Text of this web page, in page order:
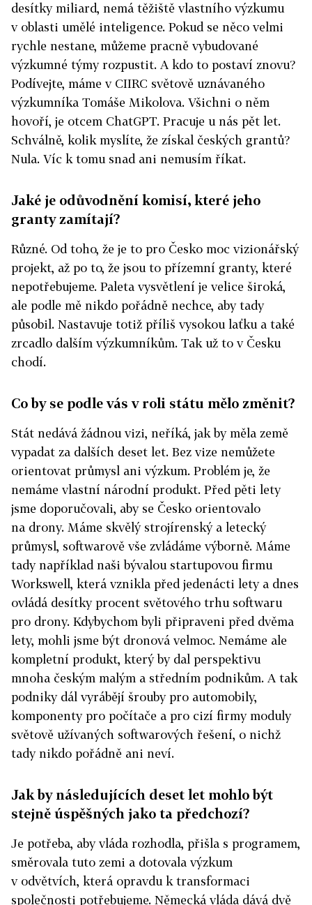
desítky miliard, nemá těžiště vlastního výzkumu
v oblasti umělé inteligence. Pokud se něco velmi
rychle nestane, můžeme pracně vybudované
výzkumné týmy rozpustit. A kdo to postaví znovu?
Podívejte, máme v CIIRC světově uznávaného
výzkumníka Tomáše Mikolova. Všichni o něm
hovoří, je otcem ChatGPT. Pracuje u nás pět let.
Schválně, kolik myslíte, že získal českých grantů?
Nula. Víc k tomu snad ani nemusím říkat.
Jaké je odůvodnění komisí, které jeho
granty zamítají?
Různé. Od toho, že je to pro Česko moc vizionářský
projekt, až po to, že jsou to přízemní granty, které
nepotřebujeme. Paleta vysvětlení je velice široká,
ale podle mě nikdo pořádně nechce, aby tady
působil. Nastavuje totiž příliš vysokou laťku a také
zrcadlo dalším výzkumníkům. Tak už to v Česku
chodí.
Co by se podle vás v roli státu mělo změnit?
Stát nedává žádnou vizi, neříká, jak by měla země
vypadat za dalších deset let. Bez vize nemůžete
orientovat průmysl ani výzkum. Problém je, že
nemáme vlastní národní produkt. Před pěti lety
jsme doporučovali, aby se Česko orientovalo
na drony. Máme skvělý strojírenský a letecký
průmysl, softwarově vše zvládáme výborně. Máme
tady například naši bývalou startupovou firmu
Workswell, která vznikla před jedenácti lety a dnes
ovládá desítky procent světového trhu softwaru
pro drony. Kdybychom byli připraveni před dvěma
lety, mohli jsme být dronová velmoc. Nemáme ale
kompletní produkt, který by dal perspektivu
mnoha českým malým a středním podnikům. A tak
podniky dál vyrábějí šrouby pro automobily,
komponenty pro počítače a pro cizí firmy moduly
světově užívaných softwarových řešení, o nichž
tady nikdo pořádně ani neví.
Jak by následujících deset let mohlo být
stejně úspěšných jako ta předchozí?
Je potřeba, aby vláda rozhodla, přišla s programem,
směrovala tuto zemi a dotovala výzkum
v odvětvích, která opravdu k transformaci
společnosti potřebujeme. Německá vláda dává dvě